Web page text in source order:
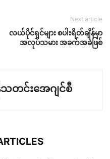
Next article
လယ်ပိုင်ရှင်များ စပါးရိတ်ချိန်မှာ
အလုပ်သမား အခက်အခဲဖြစ်
င်းအေဂျင်စီ